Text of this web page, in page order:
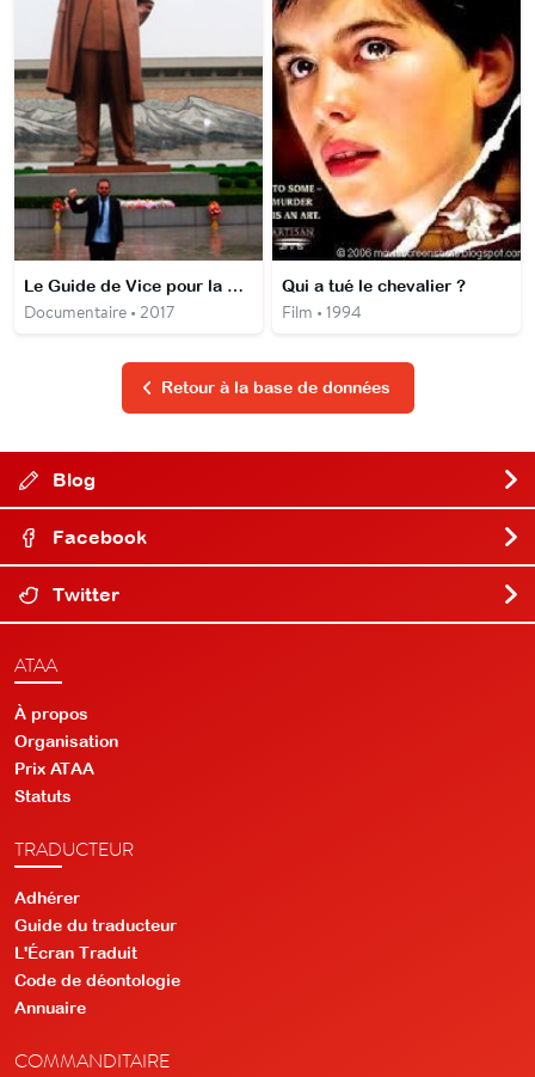
Le Guide de Vice pour la Corée du Nord
Documentaire • 2017
Qui a tué le chevalier ?
Film • 1994
Retour à la base de données
Blog
Facebook
Twitter
ATAA
À propos
Organisation
Prix ATAA
Statuts
TRADUCTEUR
Adhérer
Guide du traducteur
L'Écran Traduit
Code de déontologie
Annuaire
COMMANDITAIRE